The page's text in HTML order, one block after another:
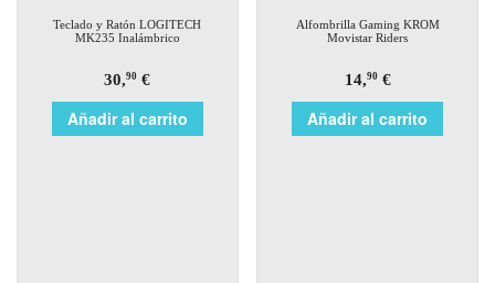
Teclado y Ratón LOGITECH
MK235 Inalámbrico
30,90 €
Añadir al carrito
Alfombrilla Gaming KROM
Movistar Riders
14,90€
Añadir al carrito